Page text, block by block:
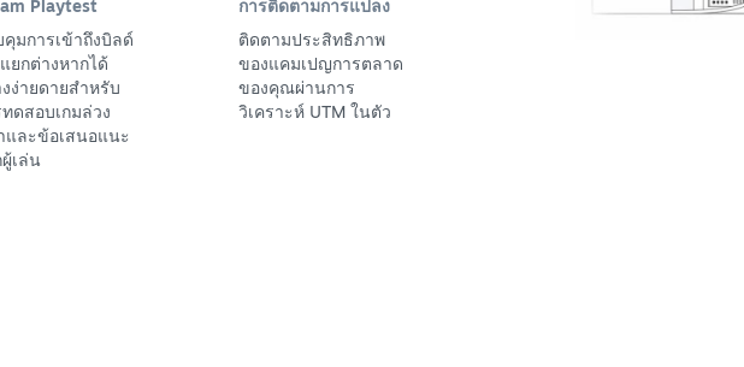
Playtest
คุมการเข้าถึงบิลด์
ยกต่างหากได้
งง่ายดายสำหรับ
ทดสอบเกมล่วง
และข้อเสนอแนะ
เล่น
การติดตามการแปลง
ติดตามประสิทธิภาพ
ของแคมเปญการตลาด
ของคุณผ่านการ
วิเคราะห์ UTM ในตัว